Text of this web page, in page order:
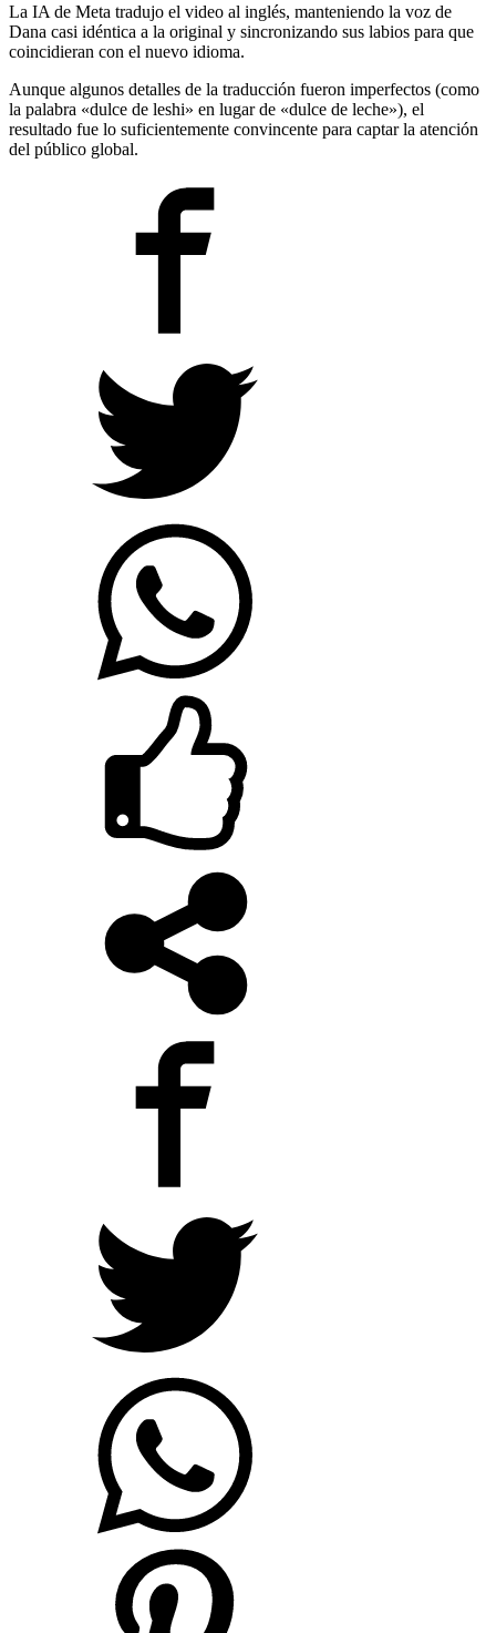
La IA de Meta tradujo el video al inglés, manteniendo la voz de
Dana casi idéntica a la original y sincronizando sus labios para que
coincidieran con el nuevo idioma.
Aunque algunos detalles de la traducción fueron imperfectos (como
la palabra «dulce de leshi» en lugar de «dulce de leche»), el
resultado fue lo suficientemente convincente para captar la atención
del público global.